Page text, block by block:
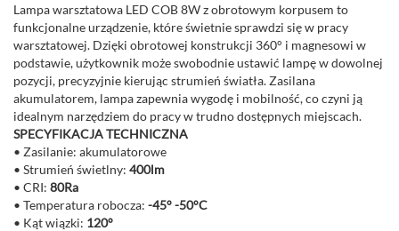
Lampa warsztatowa LED COB 8W z obrotowym korpusem to
funkcjonalne urządzenie, które świetnie sprawdzi się w pracy
warsztatowej. Dzięki obrotowej konstrukcji 360° i magnesowi w
podstawie, użytkownik może swobodnie ustawić lampę w dowolnej
pozycji, precyzyjnie kierując strumień światła. Zasilana
akumulatorem, lampa zapewnia wygodę i mobilność, co czyni ją
idealnym narzędziem do pracy w trudno dostępnych miejscach.
SPECYFIKACJA TECHNICZNA
• Zasilanie: akumulatorowe
• Strumień świetlny: 400lm
• CRI: 80Ra
• Temperatura robocza: -45° -50°C
• Kąt wiązki: 120°